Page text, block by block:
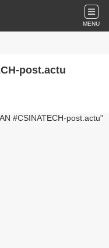
MENU
post.actu